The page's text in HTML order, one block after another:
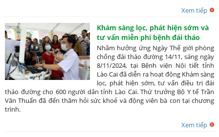
Xem tiếp
Khám sàng lọc, phát hiện sớm và
tư vấn miễn phí bệnh đái tháo
đường cho 600 người dân tỉnh
Lào Cai
Nhằm hưởng ứng Ngày Thế giới phòng
chống đái tháo đường 14/11, sáng ngày
8/11/2024, tại Bệnh viện Nội tiết tỉnh
Lào Cai đã diễn ra hoạt động Khám sàng
lọc, phát hiện sớm, tư vấn điều trị đái
tháo đường cho 600 người dân tỉnh Lào Cai. Thứ trưởng Bộ Y tế Trần
Văn Thuấn đã đến thăm hỏi sức khoẻ và động viên bà con tại chương
trình.
Xem tiếp